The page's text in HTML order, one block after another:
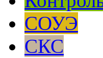
СОУЭ
СКС